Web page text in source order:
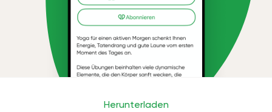
Herunterladen